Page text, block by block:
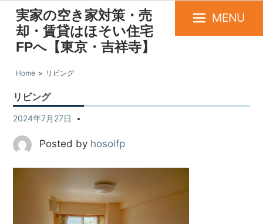
実家の空き家対策・売
却・賃貸はほそい住宅
FPへ【東京・吉祥寺】
MENU
Home リビング
リビング
2024年7月27日
Posted by hosoifp